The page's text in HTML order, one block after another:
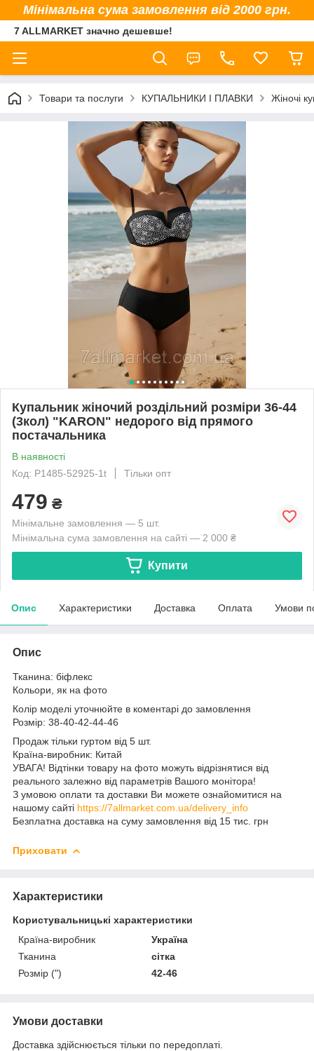
Мінімальна сума замовлення від 2000 грн.
7 ALLMARKET значно дешевше!
Товари та послуги КУПАЛЬНИКИ І ПЛАВКИ Жіночі
Купальник жіночий роздільний розміри 36-44
(3кол) "KARON" недорого від прямого
постачальника
В наявності
Код: P1485-52925-1t
Тільки опт
479 ₴
Мінімальне замовлення — 5 шт.
Мінімальна сума замовлення на сайті — 2 000 ₴
Купити
Опис Характеристики Доставка Оплата Умови
Опис
Тканина: біфлекс
Кольори, як на фото
Колір моделі уточнюйте в коментарі до замовлення
Розмір: 38-40-42-44-46
Продаж тільки гуртом від 5 шт.
Країна-виробник: Китай
УВАГА! Відтінки товару на фото можуть відрізнятися від
реального залежно від параметрів Вашого монітора!
З умовою оплати та доставки Ви можете ознайомитися на
нашому сайті https://7allmarket.com.ua/delivery_info
Безплатна доставка на суму замовлення від 15 тис. грн
Приховати
Характеристики
Користувальницькі характеристики
Країна-виробник
Україна
Тканина
сітка
Розмір (")
42-46
Умови доставки
Доставка здійснюється тільки по передоплаті.